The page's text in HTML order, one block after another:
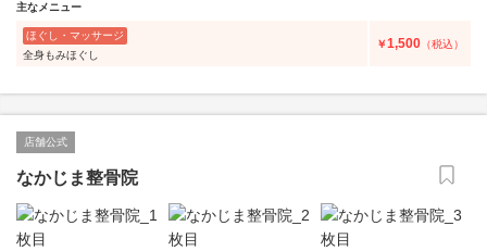
主なメニュー
ほぐし・マッサージ
全身もみほぐし
￥1,500 （税込）
店舗公式
なかじま整骨院